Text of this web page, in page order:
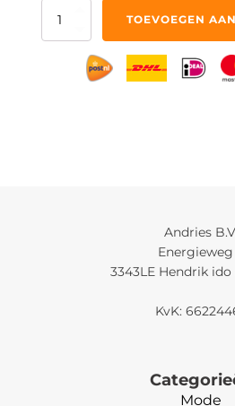
TOEVOEGEN
Andries
Energieweg
3343LE Hendrik
KvK:
Mode